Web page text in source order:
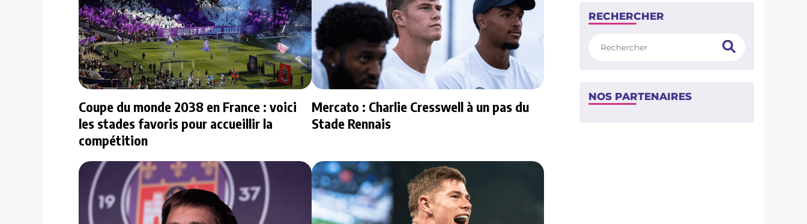
Coupe du monde 2038 en France : voici
les stades favoris pour accueillir la
compétition
Mercato : Charlie Cresswell à un pas du
Stade Rennais
RECHERCHER
NOS PARTENAIRES